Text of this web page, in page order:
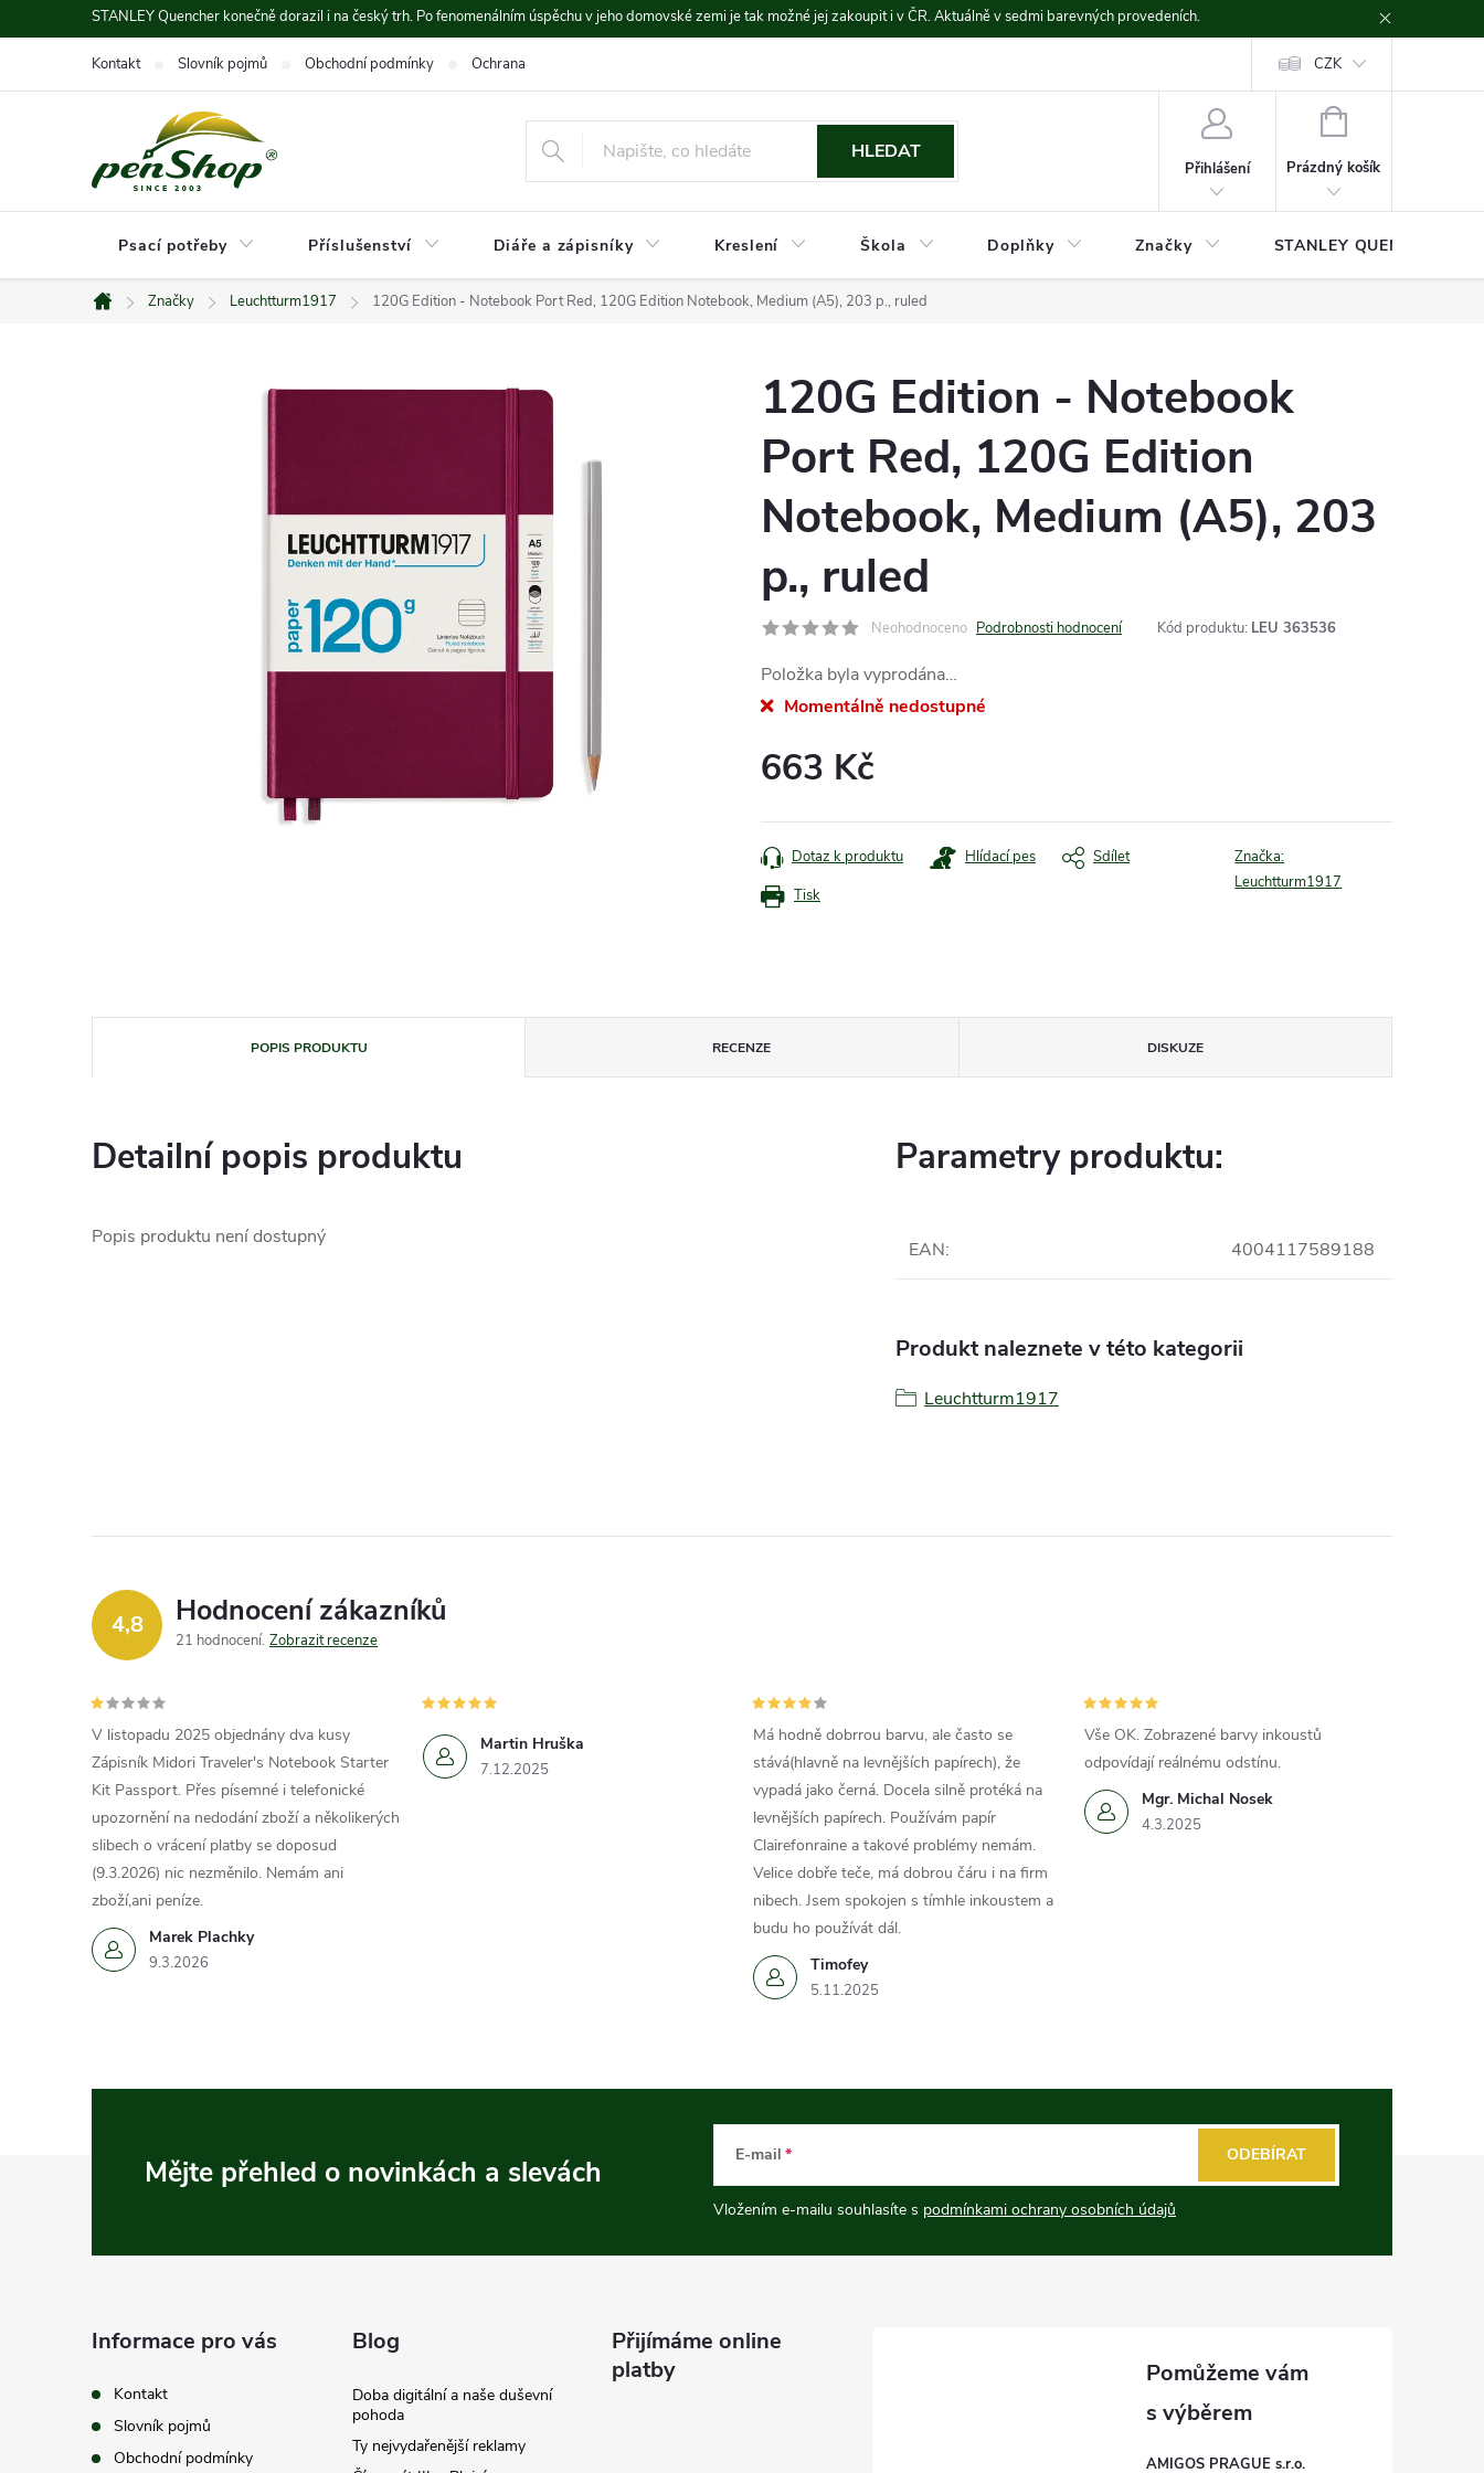
na
STANLEY Quencher konečně dorazil i na český trh. Po fenomenálním úspěchu v jeho domovské zemi je tak možné jej zakoupit i v ČR. Aktuálně v sedmi barevných provedeních.
Kontakt Slovník pojmů Obchodní podmínky Ochrana údajů CZK
HLEDAT
Přihlášení
NÁKUPNÍ
Prázdný košík
Psací potřeby Příslušenství Diáře a zápisníky Kreslení Škola Doplňky Značky STANLEY QUENCHER
Domů
Značky Leuchtturm1917 120G Edition - Notebook Port Red, 120G Edition Notebook, Medium (A5), 203 p., ruled
120G Edition - Notebook
Port Red, 120G Edition
Notebook, Medium (A5), 203
p., ruled
Neohodnoceno Podrobnosti hodnocení Kód produktu: LEU 363536
Položka byla vyprodána…
Momentálně nedostupné
663 Kč
cena:
Tisk
Dotaz k produktu Hlídací pes Sdílet
Značka:
Leuchtturm1917
POPIS PRODUKTU RECENZE DISKUZE
Detailní popis produktu
Popis produktu není dostupný
Parametry produktu:
EAN: 4004117589188
Produkt naleznete v této kategorii
Leuchtturm1917
4,8 Hodnocení zákazníků
21 hodnocení Zobrazit recenze
Marek Plachky
9.3.2026
V listopadu 2025 objednány dva kusy
Zápisník Midori Traveler's Notebook Starter
Kit Passport. Přes písemné i telefonické
upozornění na nedodání zboží a několikerých
slibech o vrácení platby se doposud
(9.3.2026) nic nezměnilo. Nemám ani
zboží,ani peníze.
Martin Hruška
7.12.2025
Timofey
5.11.2025
Má hodně dobrrou barvu, ale často se
stává(hlavně na levnějších papírech), že
vypadá jako černá. Docela silně protéká na
levnějších papírech. Používám papír
Clairefonraine a takové problémy nemám.
Velice dobře teče, má dobrou čáru i na firm
nibech. Jsem spokojen s tímhle inkoustem a
budu ho používát dál.
Mgr. Michal Nosek
4.3.2025
Vše OK. Zobrazené barvy inkoustů
odpovídají reálnému odstínu.
Mějte přehled o novinkách a slevách E-mail
Vložením e-mailu souhlasíte s podmínkami ochrany osobních údajů
ODEBÍRAT
Informace pro vás
Kontakt
Slovník pojmů
Obchodní podmínky
Blog
Doba digitální a naše duševní
pohoda
Ty nejvydařenější reklamy
Přijímáme online
platby
AMIGOS PRAGUE s.r.o.